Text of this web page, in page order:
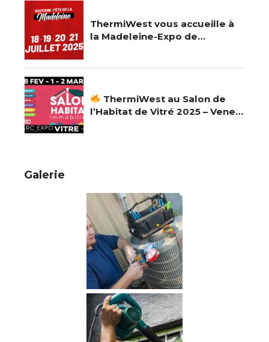
ThermiWest vous accueille à
la Madeleine-Expo de
ThermiWest au Salon de
l’Habitat de Vitré 2025 – Venez
Galerie